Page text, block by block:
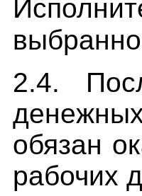
2.4.
обязан
рабочих